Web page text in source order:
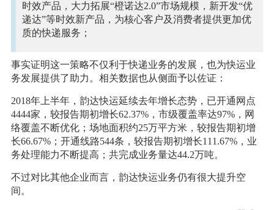
时效产品，大力拓展“橙诺达2.0”市场规模，新开发“优
递达”等时效新产品，为核心客户及消费者提供更加优
质的快递服务；
事实证明这一策略不仅利于快递业务的发展，也为快运业
务发展提供了助力。相关数据也从侧面予以佐证：
2018年上半年，韵达快运延续去年增长态势，已开通网点
4444家，较报告期初增长62.37%，市级覆盖率达97%，网
络覆盖不断优化；场地面积约25万平方米，较报告期初增
长66.67%；开通线路544条，较报告期初增长111.67%，业
务处理能力不断提高；共完成业务量达44.2万吨。
不过对比其他企业而言，韵达快运业务仍有很大提升空
间。